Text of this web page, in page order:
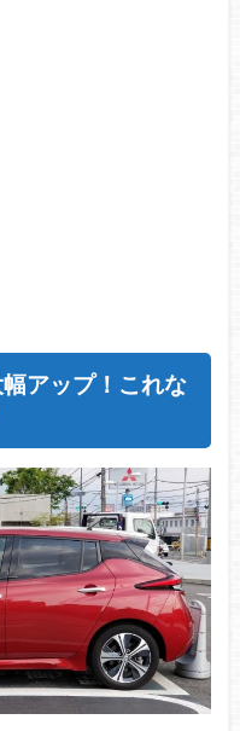
アップ！これな